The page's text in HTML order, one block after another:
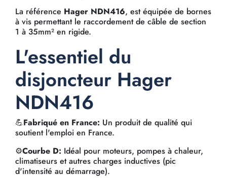
La référence Hager NDN416, est équipée de bornes
à vis permettant le raccordement de câble de section
1 à 35mm² en rigide.
L'essentiel du
disjoncteur Hager
NDN416
💪Fabriqué en France: Un produit de qualité qui
soutient l'emploi en France.
⚙️Courbe D: Idéal pour moteurs, pompes à chaleur,
climatiseurs et autres charges inductives (pic
d'intensité au démarrage).